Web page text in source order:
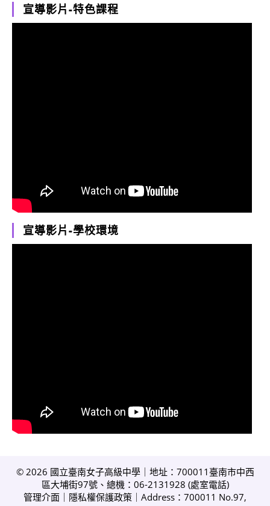
宣導影片-特色課程
宣導影片-學校環境
© 2026 國立臺南女子高級中學｜地址：700011臺南市中西
區大埔街97號、總機：06-2131928 (處室電話)
管理介面
隱私權保護政策 ｜Address：700011 No.97,